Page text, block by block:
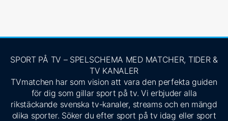
SPORT PÅ TV – SPELSCHEMA MED MATCHER, TIDER &
TV KANALER
TVmatchen har som vision att vara den perfekta guiden
för dig som gillar sport på tv. Vi erbjuder alla
rikstäckande svenska tv-kanaler, streams och en mängd
olika sporter. Söker du efter sport på tv idag eller sport